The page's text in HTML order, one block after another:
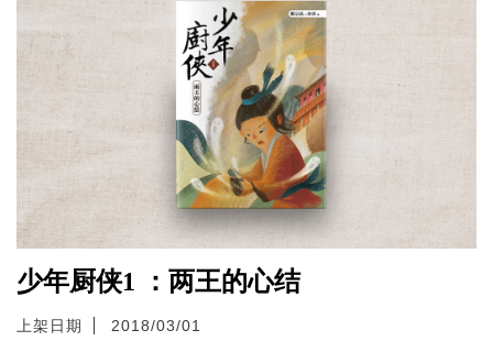
少年厨侠1 ：两王的心结
上架日期 2018/03/01